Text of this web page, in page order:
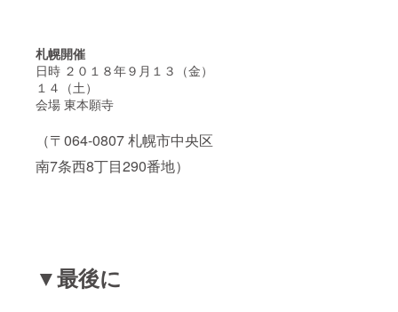
札幌開催
日時 ２０１８年９月１３（金）
１４（土）
会場 東本願寺
（〒064-0807 札幌市中央区
南7条西8丁目290番地）
▼最後に